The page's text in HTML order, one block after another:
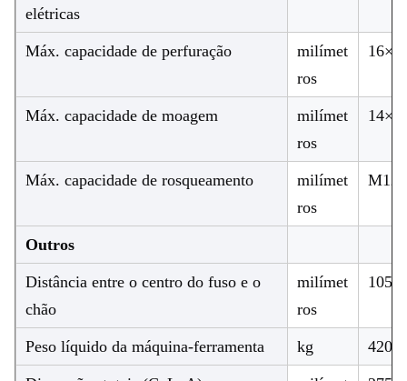
elétricas
Máx. capacidade de perfuração
milímet
ros
Máx. capacidade de moagem
milímet
ros
Máx. capacidade de rosqueamento
milímet
ros
Outros
Distância entre o centro do fuso e o
chão
milímet
ros
1050
Peso líquido da máquina-ferramenta kg 4200